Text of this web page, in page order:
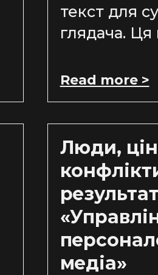
текст для
глядача. Ця
Read more >
Люди,
медіа»